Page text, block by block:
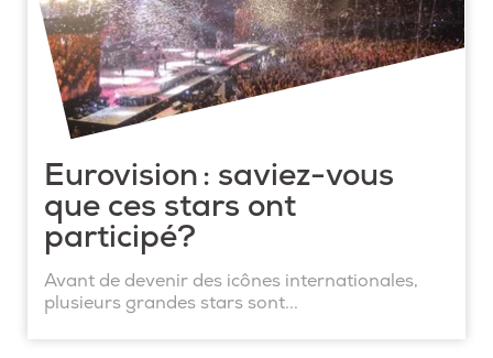
Eurovision : saviez-vous
que ces stars ont
participé?
Avant de devenir des icônes internationales,
plusieurs grandes stars sont...